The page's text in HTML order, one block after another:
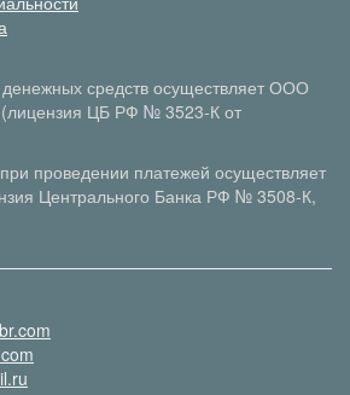
средств осуществляет ООО
ЦБ РФ № 3523-К от
проведении платежей осуществляет
Центрального Банка РФ № 3508-К,